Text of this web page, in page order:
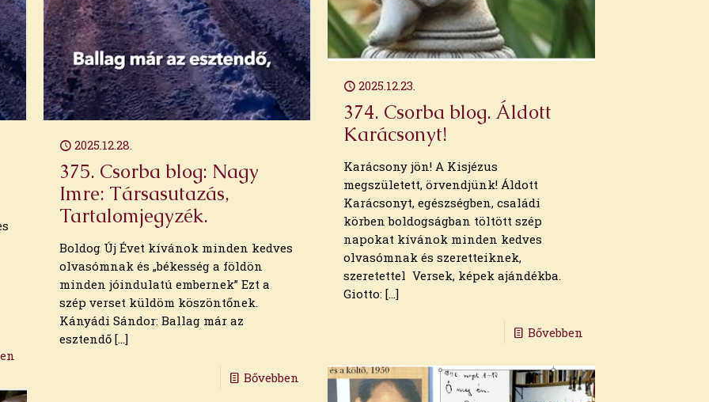
2025.12.28.
375. Csorba blog: Nagy
Imre: Társasutazás,
Tartalomjegyzék.
Boldog Új Évet kívánok minden kedves
olvasómnak és „békesség a földön
minden jóindulatú embernek” Ezt a
szép verset küldöm köszöntőnek.
Kányádi Sándor: Ballag már az
esztendő […]
Bővebben
2025.12.23.
374. Csorba blog. Áldott
Karácsonyt!
Karácsony jön! A Kisjézus
megszületett, örvendjünk! Áldott
Karácsonyt, egészségben, családi
körben boldogságban töltött szép
napokat kívánok minden kedves
olvasómnak és szeretteiknek,
szeretettel Versek, képek ajándékba.
Giotto: […]
Bővebben